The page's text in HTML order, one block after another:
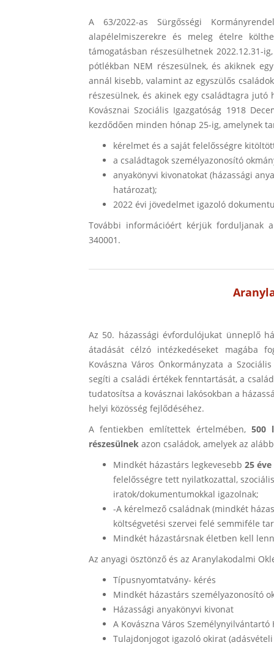
A 63/2022-as Sürgősségi
alapélelmiszerekre és meleg ételre
támogatásban részesülhetnek 2022.12.31-
pótlékban NEM részesülnek, és akiknek
annál kisebb, valamint az egyszülős
részesülnek, és akinek egy családtagra
Kovásznai Szociális Igazgatóság 1918
kezdődően minden hónap 25-ig, amelynek
kérelmet és a saját felelősségre
a családtagok személyazonosító
anyakönyvi kivonatokat (házassági
határozat);
2022 évi jövedelmet igazoló
További információért kérjük forduljanak a
340001.
Az 50. házassági évfordulójukat ünneplő
átadását célzó intézkedéseket magába
Kovászna Város Önkormányzata a
segíti a családi értékek fenntartását, a
tudatosítsa a kovásznai lakósokban a
helyi közösség fejlődéséhez.
A fentiekben említettek értelmében, 500
részesülnek azon családok, amelyek az
Mindkét házastárs legkevesebb 25 éve
felelősségre tett nyilatkozattal,
iratok/dokumentumokkal igazolnak;
-A kérelmező családnak (mindkét
költségvetési szervei felé semmiféle
Mindkét házastársnak életben kell
Az anyagi ösztönző és az Aranylakodalmi
Típusnyomtatvány- kérés
Mindkét házastárs személyazonosító
Házassági anyakönyvi kivonat
A Kovászna Város
Tulajdonjogot igazoló okirat